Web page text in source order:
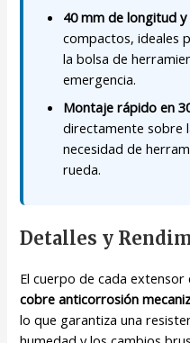
40 mm de longitud
compactos, ideales
la bolsa de
emergencia.
Montaje rápido en
directamente sobre
necesidad de
rueda.
Detalles y
El cuerpo de cada
cobre anticorrosión
lo que garantiza una